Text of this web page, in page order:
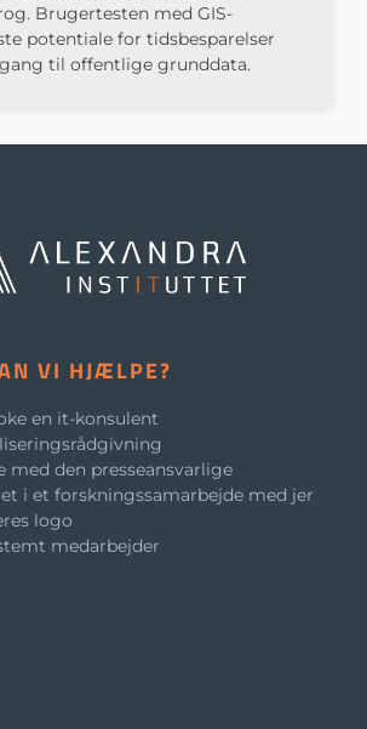
Brugertesten med GIS-
potentiale for tidsbesparelser
til offentlige grunddata.
VI HJÆLPE?
en it-konsulent
med den presseansvarlige
i et forskningssamarbejde med jer
logo
medarbejder